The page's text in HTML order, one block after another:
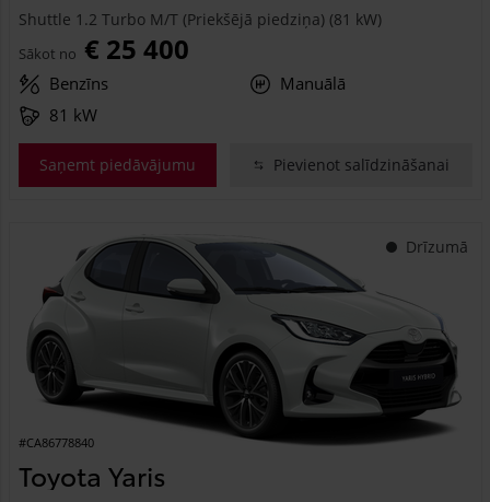
Shuttle 1.2 Turbo M/T (Priekšējā piedziņa) (81 kW)
Sākot no € 25 400
Benzīns
Manuālā
81 kW
Saņemt piedāvājumu Pievienot salīdzināšanai
Drīzumā
#CA86778840
Toyota Yaris